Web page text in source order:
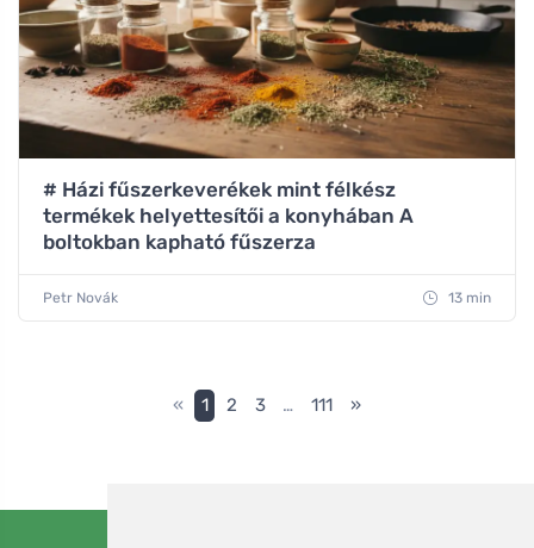
# Házi fűszerkeverékek mint félkész
termékek helyettesítői a konyhában A
boltokban kapható fűszerza
Petr Novák 13 min
« 1 2 3 … 111 »